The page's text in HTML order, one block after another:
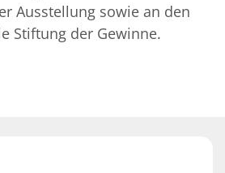
Ausstellung sowie an den
Stiftung der Gewinne.